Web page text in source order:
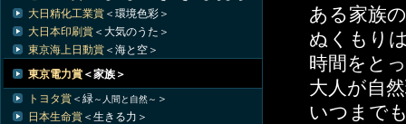
ある家族
ぬくもり
時間をと
大人が自
いつまで
大日精化工業賞 ＜環境色彩＞
大日本印刷賞 ＜大気のうた＞
東京海上日動賞 ＜海と空＞
東京電力賞 ＜家族＞
トヨタ賞 ＜緑～人間と自然～ ＞
日本生命賞 ＜生きる力＞